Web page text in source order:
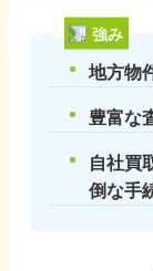
強み
地方物
豊富な
自社買
倒な手